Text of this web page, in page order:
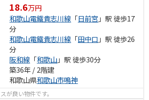
18.6万円
和歌山電鐵貴志川線 「日前宮 」駅 徒歩17
分
和歌山電鐵貴志川線 「田中口 」駅 徒歩26
分
阪和線 「和歌山」駅 徒歩30分
築36年 / 2階建
和歌山県和歌山市鳴神
が良い物件です。